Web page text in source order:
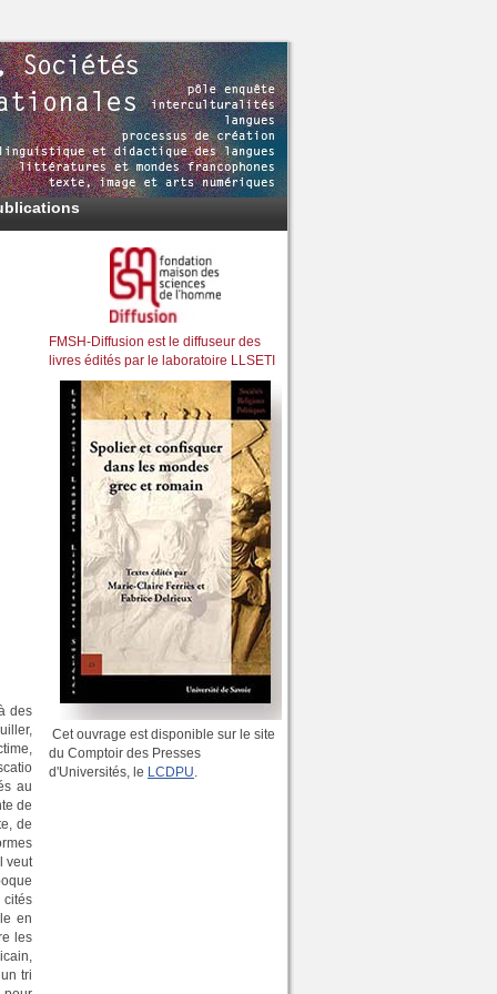
des
au
de
de
veut
en
les
tri
FMSH-Diffusion est le diffuseur des
livres édités par le laboratoire LLSETI
Cet ouvrage est disponible sur le site
du Comptoir des Presses
d'Universités, le LCDPU.